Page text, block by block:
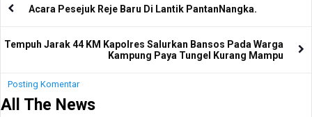
Acara Pesejuk Reje Baru Di Lantik PantanNangka.
Tempuh Jarak 44 KM Kapolres Salurkan Bansos Pada Warga
Kampung Paya Tungel Kurang Mampu
Posting Komentar
All The News